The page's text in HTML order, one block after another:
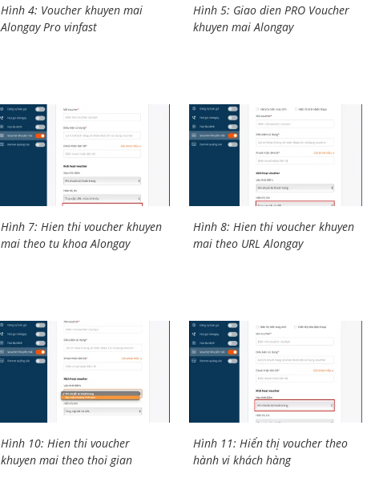
Hình 4: Voucher khuyen mai
Alongay Pro vinfast
Hình 5: Giao dien PRO Voucher
khuyen mai Alongay
Hình 7: Hien thi voucher khuyen
mai theo tu khoa Alongay
Hình 8: Hien thi voucher khuyen
mai theo URL Alongay
Hình 10: Hien thi voucher
khuyen mai theo thoi gian
Hình 11: Hiển thị voucher theo
hành vi khách hàng